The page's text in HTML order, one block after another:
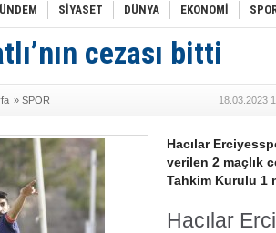
Erkek
Tommy
Yeri
Ceza
Erdoğan:
İtalyan
Ece
3
SİYASET DÜNYA EKONOMİ
cezası bitti
» SPOR 18.03.2023
Hacılar
verilen 2 maçlık
Tahkim Kurulu 1
Hacılar